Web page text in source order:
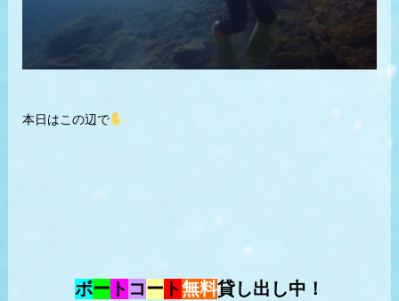
本日はこの辺で
ボー ト コー ト無料貸し出し中！